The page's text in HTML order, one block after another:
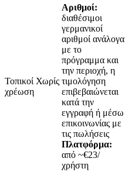
Τοπικοί Χωρίς
χρέωση
Αριθμοί:
διαθέσιμοι
γερμανικοί
αριθμοί ανάλογα
με το
πρόγραμμα και
την περιοχή, η
τιμολόγηση
επιβεβαιώνεται
κατά την
εγγραφή ή μέσω
επικοινωνίας με
τις πωλήσεις
Πλατφόρμα:
από ~€23/
χρήστη